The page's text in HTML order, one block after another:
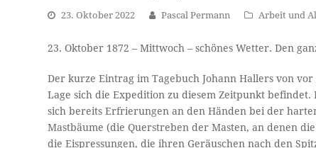
23. Oktober 2022 Pascal Permann Arbeit und
23. Oktober 1872 – Mittwoch – schönes Wetter. Den
Der kurze Eintrag im Tagebuch Johann Hallers von
Lage sich die Expedition zu diesem Zeitpunkt
sich bereits Erfrierungen an den Händen bei der
Mastbäume (die Querstreben der Masten, an denen
die Eispressungen, die ihren Geräuschen nach den